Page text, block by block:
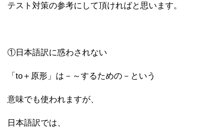
テスト対策の参考にして頂ければと思います。
①日本語訳に惑わされない
「to＋原形」は－～するための－という
意味でも使われますが、
日本語訳では、